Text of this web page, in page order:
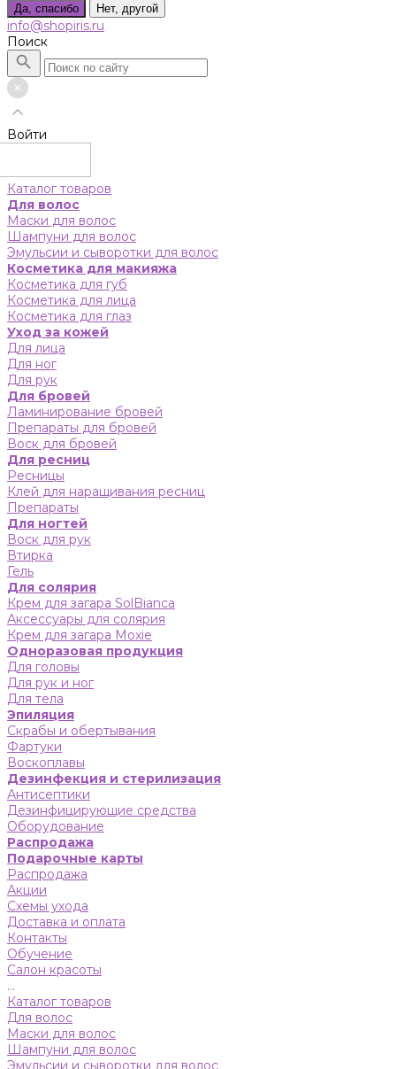
Да, спасибо Нет, другой
info@shopiris.ru
Поиск
Войти
Каталог товаров
Для волос
Маски для волос
Шампуни для волос
Эмульсии и сыворотки для волос
Косметика для макияжа
Косметика для губ
Косметика для лица
Косметика для глаз
Уход за кожей
Для лица
Для ног
Для рук
Для бровей
Ламинирование бровей
Препараты для бровей
Воск для бровей
Для ресниц
Ресницы
Клей для наращивания ресниц
Препараты
Для ногтей
Воск для рук
Втирка
Гель
Для солярия
Крем для загара SolBianca
Аксессуары для солярия
Крем для загара Moxie
Одноразовая продукция
Для головы
Для рук и ног
Для тела
Эпиляция
Скрабы и обертывания
Фартуки
Воскоплавы
Дезинфекция и стерилизация
Антисептики
Дезинфицирующие средства
Оборудование
Распродажа
Подарочные карты
Распродажа
Акции
Схемы ухода
Доставка и оплата
Контакты
Обучение
Салон красоты
...
Каталог товаров
Для волос
Маски для волос
Шампуни для волос
Эмульсии и сыворотки для волос